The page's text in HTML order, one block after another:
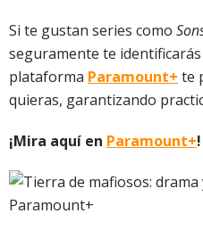
Si te gustan series como
seguramente te
plataforma Paramount+ te
quieras, garantizando
¡Mira aquí en Paramount+!